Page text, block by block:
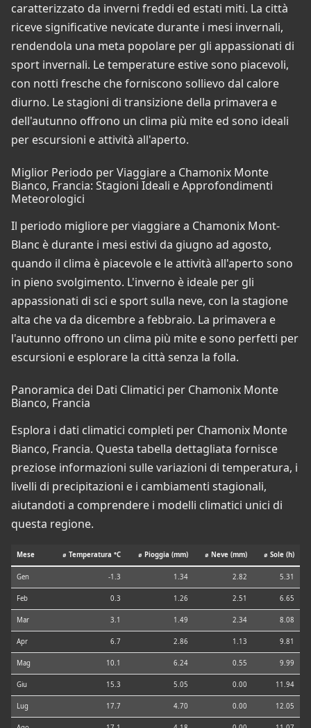
caratterizzato da inverni freddi ed estati miti. La città
riceve significative nevicate durante i mesi invernali,
rendendola una meta popolare per gli appassionati di
sport invernali. Le temperature estive sono piacevoli,
con notti fresche che forniscono sollievo dal calore
diurno. Le stagioni di transizione della primavera e
dell'autunno offrono un clima più mite ed sono ideali
per escursioni e attività all'aperto.
Miglior Periodo per Viaggiare a Chamonix Monte
Bianco, Francia: Stagioni Ideali e Approfondimenti
Meteorologici
Il periodo migliore per viaggiare a Chamonix Mont-
Blanc è durante i mesi estivi da giugno ad agosto,
quando il clima è piacevole e le attività all'aperto sono
in pieno svolgimento. L'inverno è ideale per gli
appassionati di sci e sport sulla neve, con la stagione
alta che va da dicembre a febbraio. La primavera e
l'autunno offrono un clima più mite e sono perfetti per
escursioni e esplorare la città senza la folla.
Panoramica dei Dati Climatici per Chamonix Monte
Bianco, Francia
Esplora i dati climatici completi per Chamonix Monte
Bianco, Francia. Questa tabella dettagliata fornisce
preziose informazioni sulle variazioni di temperatura, i
livelli di precipitazioni e i cambiamenti stagionali,
aiutandoti a comprendere i modelli climatici unici di
questa regione.
Mese ⌀ Temperatura °C ⌀ Pioggia (mm) ⌀ Neve (mm) ⌀ Sole (h)
Gen -1.3 1.34 2.82 5.31
Feb 0.3 1.26 2.51 6.65
Mar 3.1 1.49 2.34 8.08
Apr 6.7 2.86 1.13 9.81
Mag 10.1 6.24 0.55 9.99
Giu 15.3 5.05 0.00 11.94
Lug 17.7 4.70 0.00 12.05